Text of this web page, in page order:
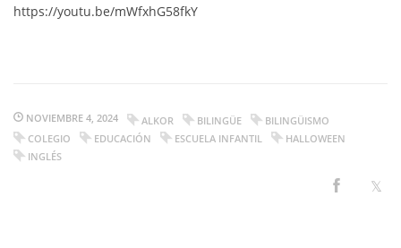
https://youtu.be/mWfxhG58fkY
NOVIEMBRE 4, 2024 ALKOR BILINGÜE
BILINGÜISMO
COLEGIO
EDUCACIÓN ESCUELA INFANTIL
HALLOWEEN
INGLÉS